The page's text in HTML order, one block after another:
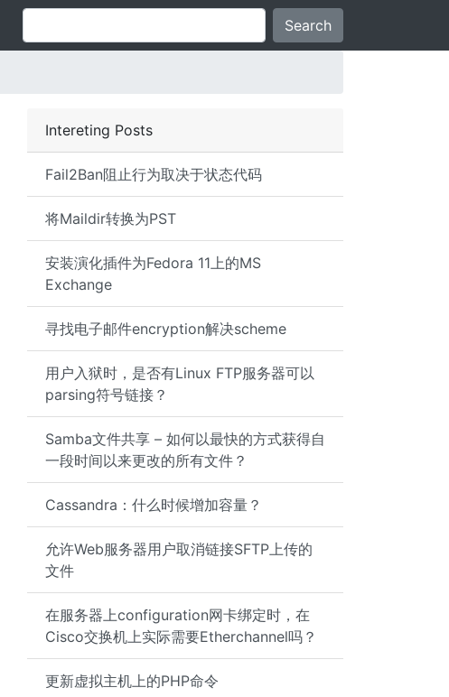
Search
Intereting Posts
Fail2Ban阻止行为取决于状态代码
将Maildir转换为PST
安装演化插件为Fedora 11上的MS
Exchange
寻找电子邮件encryption解决scheme
用户入狱时，是否有Linux FTP服务器可以
parsing符号链接？
Samba文件共享 – 如何以最快的方式获得自
一段时间以来更改的所有文件？
Cassandra：什么时候增加容量？
允许Web服务器用户取消链接SFTP上传的
文件
在服务器上configuration网卡绑定时，在
Cisco交换机上实际需要Etherchannel吗？
更新虚拟主机上的PHP命令